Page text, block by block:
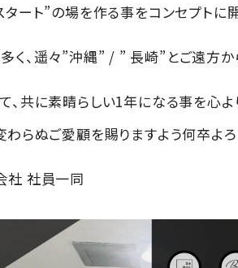
ート”の場を作る事をコンセプトに
く、遥々”沖縄” / ” 長崎”とご遠方か
、共に素晴らしい1年になる事を心
わらぬご愛顧を賜りますよう何卒よろ
社員一同